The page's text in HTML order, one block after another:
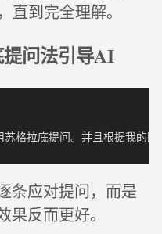
到完全理解。
问法引导AI
条应对提问，而是
反而更好。